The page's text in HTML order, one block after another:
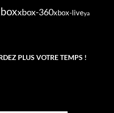
xbox-360xbox-liveya
PLUS VOTRE TEMPS !